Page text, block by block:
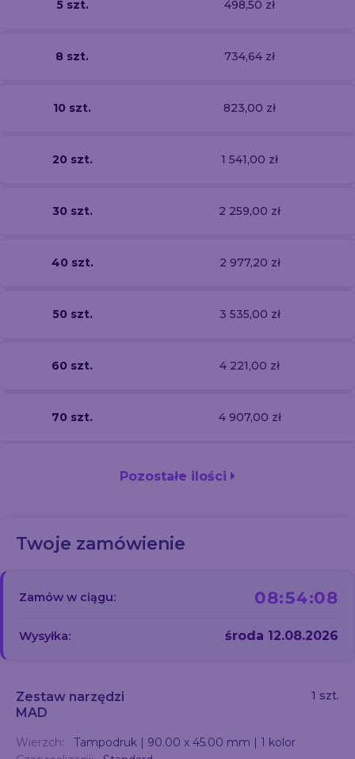
5 szt. 498,50 zł
8 szt. 734,64 zł
10 szt. 823,00 zł
20 szt. 1 541,00 zł
30 szt. 2 259,00 zł
40 szt. 2 977,20 zł
50 szt. 3 535,00 zł
60 szt. 4 221,00 zł
70 szt. 4 907,00 zł
Pozostałe ilości
Twoje zamówienie
Zamów w ciągu: 08:54:07
Wysyłka: środa 12.08.2026
Zestaw narzędzi
MAD
1 szt.
Wierzch:
Tampodruk | 90.00 x 45.00 mm | 1 kolor